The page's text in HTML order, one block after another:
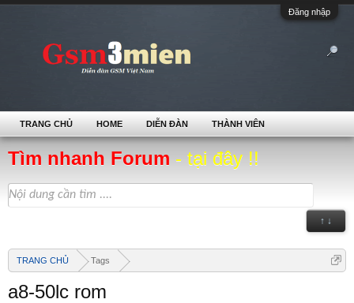
Đăng nhập
Tìm nhanh Forum - tại đây !!
↑ ↓
TRANG CHỦ Tags
a8-50lc rom
TRANG CHỦ HOME DIỄN ĐÀN THÀNH VIÊN